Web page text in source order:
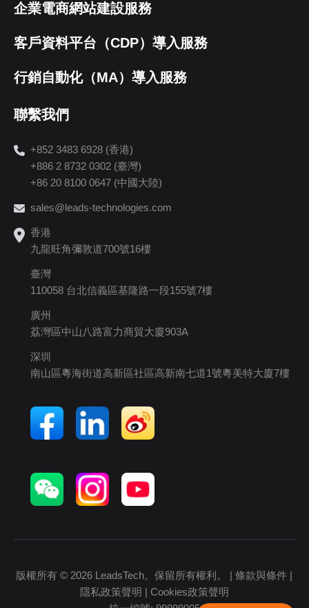
企業電商網站建設服務
客戶資料平台（CDP）導入服務
行銷自動化（MA）導入服務
聯繫我們
+852 3483 6928 (香港)
+886 2 8732 0302 (臺灣)
+86 20 8100 0647 (中國大陸)
sales@leads-technologies.com
香港
九龍旺角彌敦道700號16樓
臺灣
110058 台北信義區基隆路一段155號7樓
廣州
荔灣區中山八路富力商貿大廈903A
深圳
南山區粵海街道高新區社區高新南七道1號粵美特大廈7樓
版權所有 © 2026 LeadsTech。保留所有權利。 |條款與條件 |
隱私政策聲明 | Cookies政策聲明